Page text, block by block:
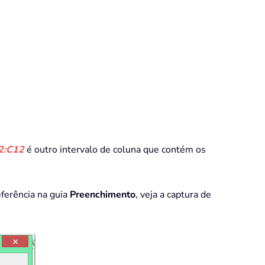
é outro intervalo de coluna que contém os
na guia Preenchimento, veja a captura de